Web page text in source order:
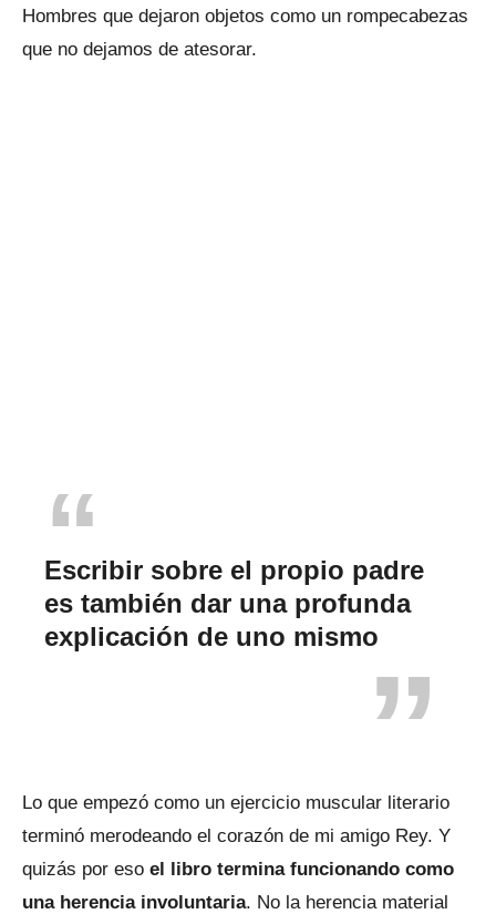
Hombres que dejaron objetos como un rompecabezas
que no dejamos de atesorar.
Escribir sobre el propio padre
es también dar una profunda
explicación de uno mismo
Lo que empezó como un ejercicio muscular literario
terminó merodeando el corazón de mi amigo Rey. Y
quizás por eso el libro termina funcionando como
una herencia involuntaria. No la herencia material